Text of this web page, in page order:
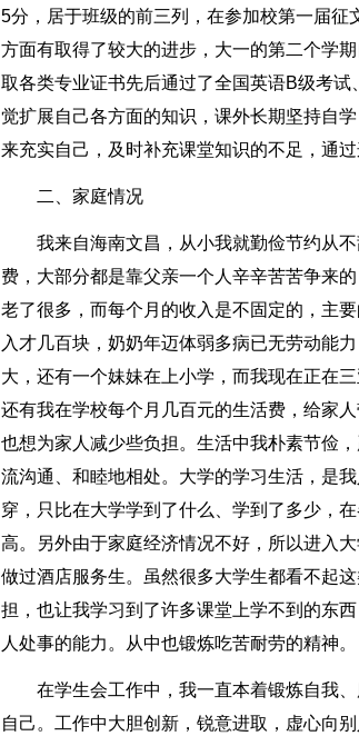
5分，居于班级的前三列，在参加校第一届
方面有取得了较大的进步，大一的第二个学
取各类专业证书先后通过了全国英语B级考
觉扩展自己各方面的知识，课外长期坚持自
来充实自己，及时补充课堂知识的不足，通
二、家庭情况
我来自海南文昌，从小我就勤俭节约从
费，大部分都是靠父亲一个人辛辛苦苦争来
老了很多，而每个月的收入是不固定的，主
入才几百块，奶奶年迈体弱多病已无劳动能
大，还有一个妹妹在上小学，而我现在正在
还有我在学校每个月几百元的生活费，给家
也想为家人减少些负担。生活中我朴素节俭
流沟通、和睦地相处。大学的学习生活，是
穿，只比在大学学到了什么、学到了多少，
高。另外由于家庭经济情况不好，所以进入
做过酒店服务生。虽然很多大学生都看不起
担，也让我学习到了许多课堂上学不到的东
人处事的能力。从中也锻炼吃苦耐劳的精神。
在学生会工作中，我一直本着锻炼自我
自己。工作中大胆创新，锐意进取，虚心向